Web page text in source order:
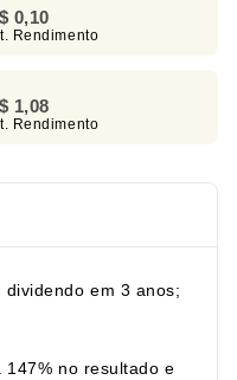
0,10
Rendimento
1,08
Rendimento
dividendo em 3 anos;
no resultado e